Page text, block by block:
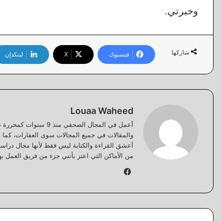
وخبرتي.
شاركها فيسبوك ‫X لينكدإن
Louaa Waheed
أعمل في المجال
والمقالات في جميع المجالات سوى العقارات، كما
أعشق القراءة والكتابة ليس فقط لأنها مجال
من الأماكن التي اعتز بأنني جزء من فريق